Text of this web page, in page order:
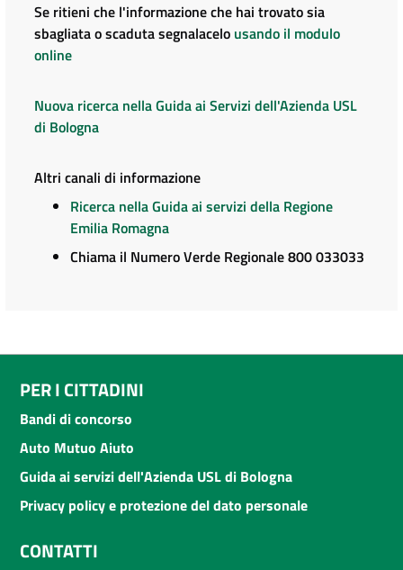
Se ritieni che l'informazione che hai trovato sia
sbagliata o scaduta segnalacelo usando il modulo
online
Nuova ricerca nella Guida ai Servizi dell'Azienda USL
di Bologna
Altri canali di informazione
Ricerca nella Guida ai servizi della Regione
Emilia Romagna
Chiama il Numero Verde Regionale 800 033033
PER I CITTADINI
Bandi di concorso
Auto Mutuo Aiuto
Guida ai servizi dell'Azienda USL di Bologna
Privacy policy e protezione del dato personale
CONTATTI